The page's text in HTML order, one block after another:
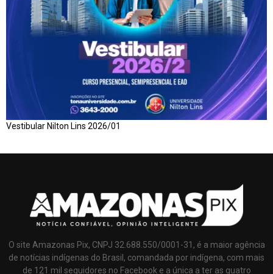
Vestibular Nilton Lins 2026/01
O site Amazonas Pix, CNPJ 32.688.550/0001-31, é a maior agência
de notícias indígenas do Brasil, comandada por indígena, com mais
de 121 mil seguidores no Facebook e a única a ter as quatro